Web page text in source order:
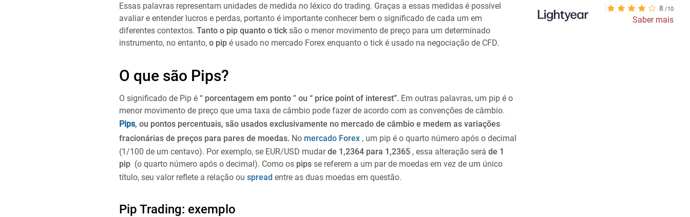
Essas palavras representam unidades de medida no léxico do trading. Graças a essas medidas é possível
avaliar e entender lucros e perdas, portanto é importante conhecer bem o significado de cada um em
diferentes contextos. Tanto o pip quanto o tick são o menor movimento de preço para um determinado
instrumento, no entanto, o pip é usado no mercado Forex enquanto o tick é usado na negociação de CFD.
O que são Pips?
O significado de Pip é “ porcentagem em ponto ” ou “ price point of interest”. Em outras palavras, um pip é o
menor movimento de preço que uma taxa de câmbio pode fazer de acordo com as convenções de câmbio.
Pips, ou pontos percentuais, são usados ​​exclusivamente no mercado de câmbio e medem as variações
fracionárias de preços para pares de moedas. No mercado Forex , um pip é o quarto número após o decimal
(1/100 de um centavo). Por exemplo, se EUR/USD mudarde 1,2364 para 1,2365 , essa alteração será de 1
pip (o quarto número após o decimal). Como os pips se referem a um par de moedas em vez de um único
título, seu valor reflete a relação ou spread entre as duas moedas em questão.
Pip Trading: exemplo
8
Saber mais